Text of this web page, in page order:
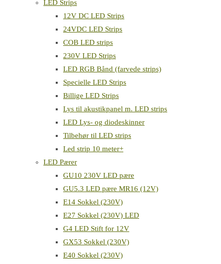
LED Strips
12V DC LED Strips
24VDC LED Strips
COB LED strips
230V LED Strips
LED RGB Bånd (farvede strips)
Specielle LED Strips
Billige LED Strips
Lys til akustikpanel m. LED strips
LED Lys- og diodeskinner
Tilbehør til LED strips
Led strip 10 meter+
LED Pærer
GU10 230V LED pære
GU5.3 LED pære MR16 (12V)
E14 Sokkel (230V)
E27 Sokkel (230V) LED
G4 LED Stift for 12V
GX53 Sokkel (230V)
E40 Sokkel (230V)